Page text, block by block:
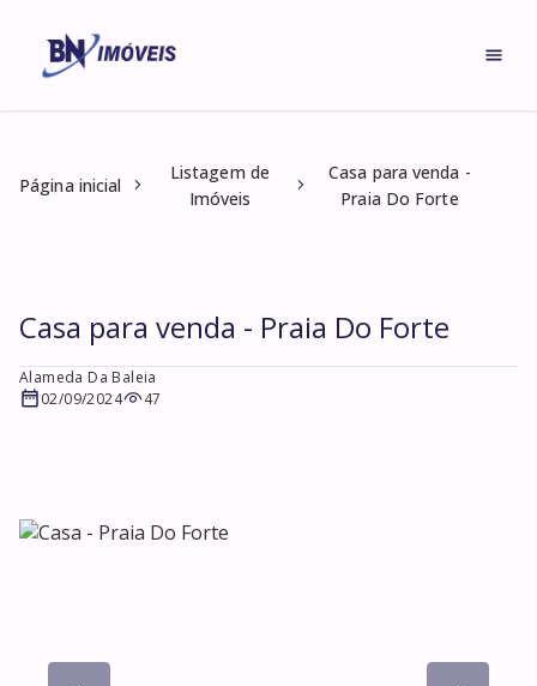
Página inicial
Listagem de
Imóveis
Casa para venda -
Praia Do Forte
Casa para venda - Praia Do Forte
Alameda Da Baleia
02/09/2024
47